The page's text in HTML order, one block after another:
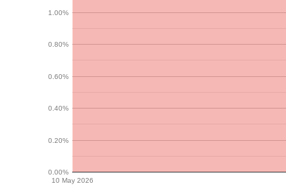
10 May 2026
0.00%
0.20%
0.40%
0.60%
0.80%
1.00%